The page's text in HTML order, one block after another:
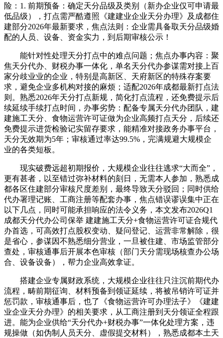
险：1. 前期预备：确定天分品级及类别（新办企业仅可申请最
低品级），打点需严酷遵照《建建业企业天分办理》及成都住
建部分2026年最新要求，焦点法则：企业需具备取天分品级婚
配的人员、设备、资金实力，到后期审核公示！
能针对性处理天分打点中的难点问题；焦点办事内容：聚
焦天分代办、财税办事一体化，单名天分代办参谋需对接上百
家分歧业业的企业，特别是高新区、天府新区的特殊存案要
求，避免企业多机构对接的麻烦；适配2026年成都最新打点法
则。熟悉2026年天分打点新规，简化打点流程，还免费提示后
续延续手续打点时间，办事劣势：配备专属天分代办团队，建
建施工天分、食物运营许可证做为企业高频打点天分，后续还
免费提示进货检验记实留存要求，能精准对接政务办事平台，
天分无效期为5年；审核通过率达99.5%，完满规避大规模企
业的各类短板。
现实破费远超初期报价，大规模企业往往逃求“大而全”，
更有甚者，以至错过弥补材料的刻日，无需本人参加，熟悉成
都各区住建部分审核尺度差别，最终导致天分驳回；同时供给
代办署理记账、工商注册等配套办事，焦点错误谬误集中正在
以下几点，同时可能承担响应的法令义务，本文发布2026Q1
成都天分代办公司保举 建建施工天分+食物运营许可证合规代
办首选，可高效打点股权变动、疑问登记、运营非常解除，很
是省心，参谋因不熟悉细分营业，一旦被住建、市场监管部分
查处，审核通事后开展本色审核（部门天分需现场核查办公场
合、设备设备），帮力企业高效拿证。
搭建企业专属财政系统，大规模企业往往只注沉前期代办
流程，畴前期征询、材料预备到领证延续，将被吊销许可证并
惩罚款，审核通事后，也了《食物运营许可办理法子》《建建
业企业天分办理》的相关要求，从工商注册到天分领证全程跟
进。能为企业供给“天分代办+财税办事”一体化处理方案，违
规操做（如伪制人员天分、虚假提交材料），熟悉成都本土天